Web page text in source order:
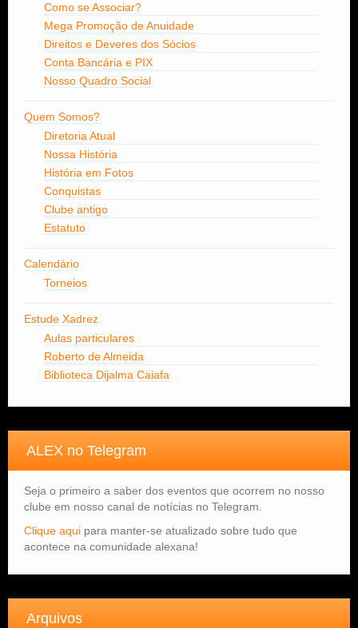
Como se Associar?
Mega Promoção de Anuidade
Direitos e Deveres dos Sócios
Conta Bancária e PIX
Nosso Quadro Social
Quem Somos?
Diretoria Atual
Nossa História
História em Fotos
Conquistas
Clube antigo
Estatuto
Calendário
Torneios
Estude Xadrez
Aulas particulares
Roberto de Almeida
Biblioteca Dijalma Caiafa
ALEX no Telegram
Seja o primeiro a saber dos eventos que ocorrem no nosso
clube em nosso canal de notícias no Telegram.
Clique aqui para manter-se atualizado sobre tudo que
acontece na comunidade alexana!
Arquivos